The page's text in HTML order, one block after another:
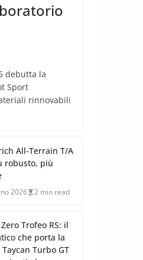
debutta la
Sport
rinnovabili
All-Terrain T/A
robusto, più
2026 2 min read
Trofeo RS: il
che porta la
Turbo GT